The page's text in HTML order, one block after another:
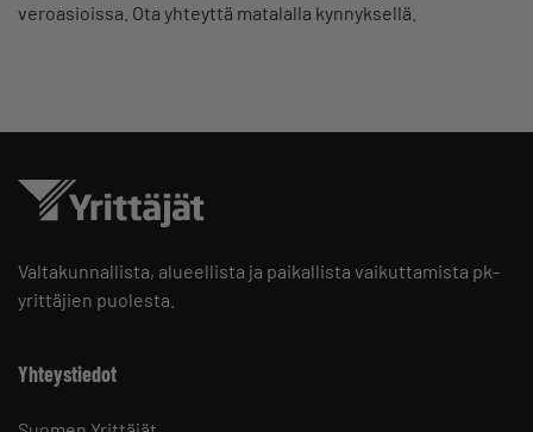
veroasioissa. Ota yhteyttä matalalla kynnyksellä.
Valtakunnallista, alueellista ja paikallista vaikuttamista pk-
yrittäjien puolesta.
Yhteystiedot